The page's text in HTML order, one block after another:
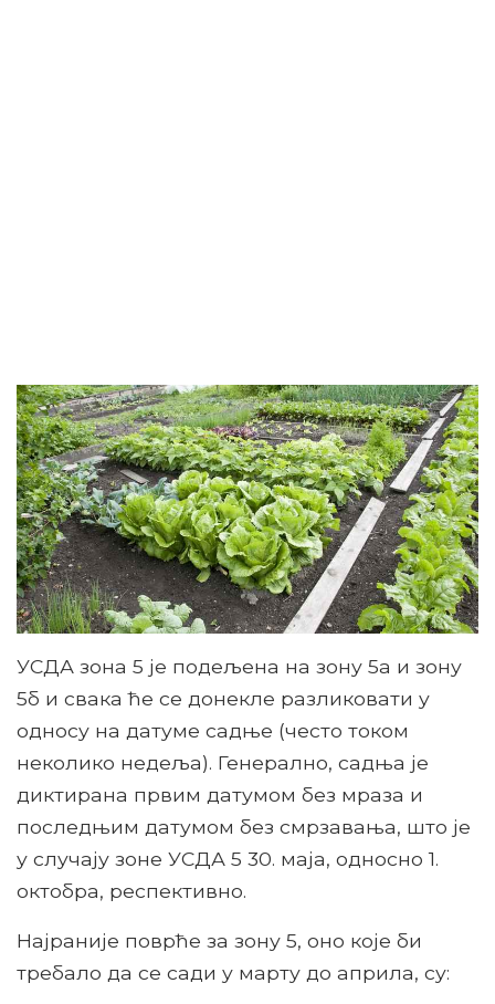
УСДА зона 5 је подељена на зону 5а и зону
5б и свака ће се донекле разликовати у
односу на датуме садње (често током
неколико недеља). Генерално, садња је
диктирана првим датумом без мраза и
последњим датумом без смрзавања, што је
у случају зоне УСДА 5 30. маја, односно 1.
октобра, респективно.
Најраније поврће за зону 5, оно које би
требало да се сади у марту до априла, су: